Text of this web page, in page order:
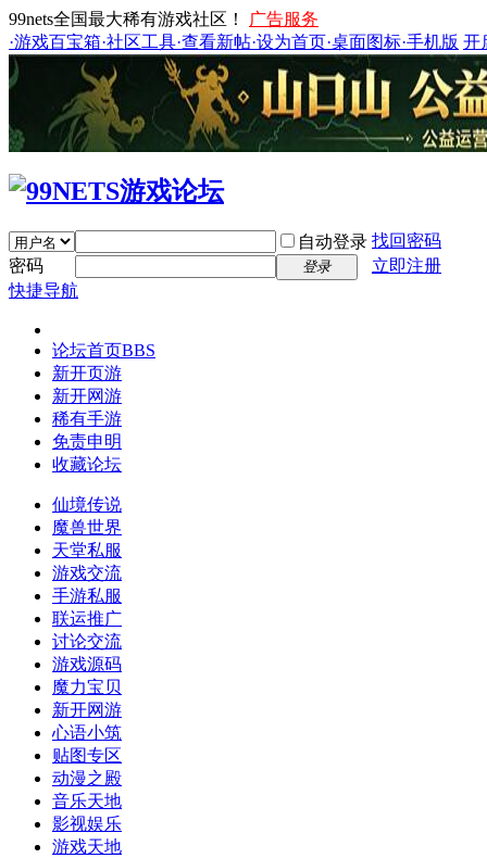
99nets全国最大稀有游戏社区！
广告服务
·游戏百宝箱·社区工具·查看新帖·设为首页·桌面图标·手机版 开
自动登录 找回密码
密码
登录
立即注册
快捷导航
论坛首页BBS
新开页游
新开网游
稀有手游
免责申明
收藏论坛
仙境传说
魔兽世界
天堂私服
游戏交流
手游私服
联运推广
讨论交流
游戏源码
魔力宝贝
新开网游
心语小筑
贴图专区
动漫之殿
音乐天地
影视娱乐
游戏天地